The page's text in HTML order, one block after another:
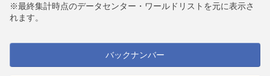
※最終集計時点のデータセンター・ワールドリストを元に表示さ
れます。
バックナンバー